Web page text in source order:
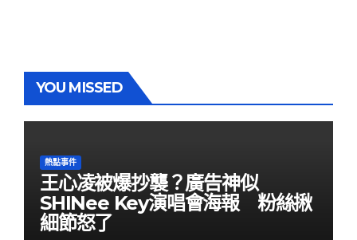
YOU MISSED
熱點事件
王心凌被爆抄襲？廣告神似
SHINee Key演唱會海報 粉絲揪
細節怒了